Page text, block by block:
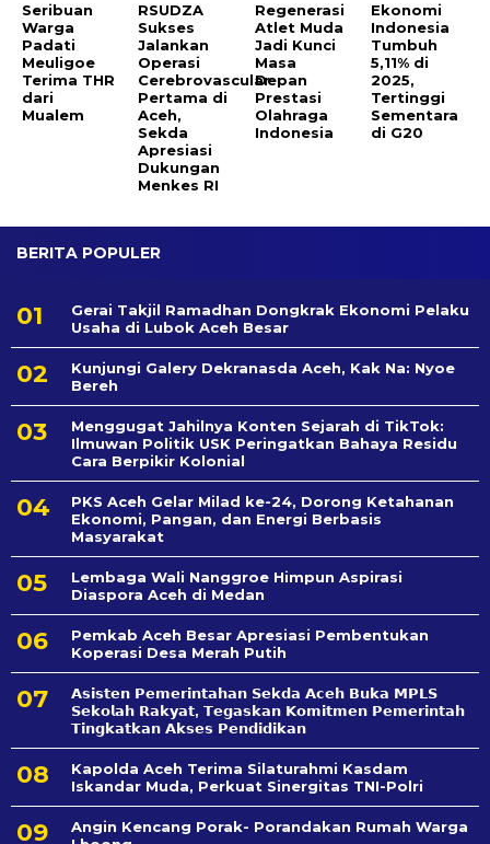
Seribuan
Warga
Padati
Meuligoe
Terima THR
dari
Mualem
RSUDZA
Sukses
Jalankan
Operasi
Cerebrovascular
Pertama di
Aceh,
Sekda
Apresiasi
Dukungan
Menkes RI
Regenerasi
Atlet Muda
Jadi Kunci
Masa
Depan
Prestasi
Olahraga
Indonesia
Ekonomi
Indonesia
Tumbuh
5,11% di
2025,
Tertinggi
Sementara
di G20
BERITA POPULER
Gerai Takjil Ramadhan Dongkrak Ekonomi Pelaku
Usaha di Lubok Aceh Besar
Kunjungi Galery Dekranasda Aceh, Kak Na: Nyoe
Bereh
Menggugat Jahilnya Konten Sejarah di TikTok:
Ilmuwan Politik USK Peringatkan Bahaya Residu
Cara Berpikir Kolonial
PKS Aceh Gelar Milad ke-24, Dorong Ketahanan
Ekonomi, Pangan, dan Energi Berbasis
Masyarakat
Lembaga Wali Nanggroe Himpun Aspirasi
Diaspora Aceh di Medan
Pemkab Aceh Besar Apresiasi Pembentukan
Koperasi Desa Merah Putih
𝗔𝘀𝗶𝘀𝘁𝗲𝗻 𝗣𝗲𝗺𝗲𝗿𝗶𝗻𝘁𝗮𝗵𝗮𝗻 𝗦𝗲k𝗱𝗮 𝗔𝗰𝗲𝗵 𝗕𝘂𝗸𝗮 𝗠𝗣𝗟𝗦
𝗦𝗲𝗸𝗼𝗹𝗮𝗵 𝗥𝗮𝗸𝘆𝗮𝘁, 𝗧𝗲𝗴𝗮𝘀𝗸𝗮𝗻 𝗞𝗼𝗺𝗶𝘁𝗺𝗲𝗻 𝗣𝗲𝗺𝗲𝗿𝗶𝗻𝘁𝗮𝗵
𝗧𝗶𝗻𝗴𝗸𝗮𝘁𝗸𝗮𝗻 𝗔𝗸𝘀𝗲𝘀 𝗣𝗲𝗻𝗱𝗶𝗱𝗶𝗸𝗮𝗻
Kapolda Aceh Terima Silaturahmi Kasdam
Iskandar Muda, Perkuat Sinergitas TNI-Polri
Angin Kencang Porak- Porandakan Rumah Warga